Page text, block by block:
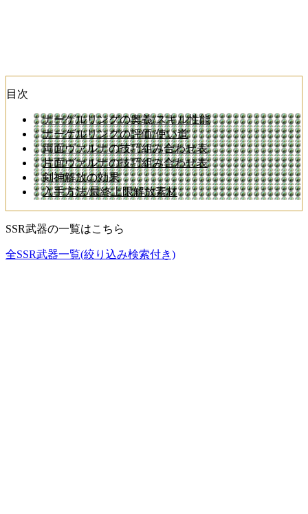
目次
ナーゲルリングの奥義/スキル性能
ナーゲルリングの評価/使い道
両面ヴァルナの技巧組み合わせ表
片面ヴァルナの技巧組み合わせ表
剣神解放の効果
入手方法/最終上限解放素材
SSR武器の一覧はこちら
全SSR武器一覧(絞り込み検索付き)